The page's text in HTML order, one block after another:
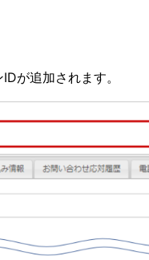
が追加されます。